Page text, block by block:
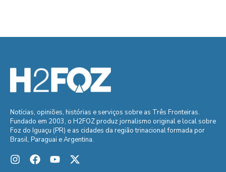
Notícias, opiniões, histórias e serviços sobre as Três Fronteiras.
Fundado em 2003, o H2FOZ produz jornalismo original e local sobre
Foz do Iguaçu (PR) e as cidades da região trinacional formada por
Brasil, Paraguai e Argentina.